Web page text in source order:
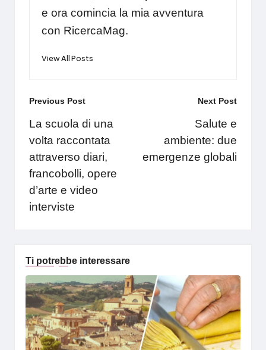
e ora comincia la mia avventura
con RicercaMag.
View All Posts
Post
navigation
Previous Post
La scuola di una
volta raccontata
attraverso diari,
francobolli, opere
d’arte e video
interviste
Next Post
Salute e
ambiente: due
emergenze globali
Ti potrebbe interessare